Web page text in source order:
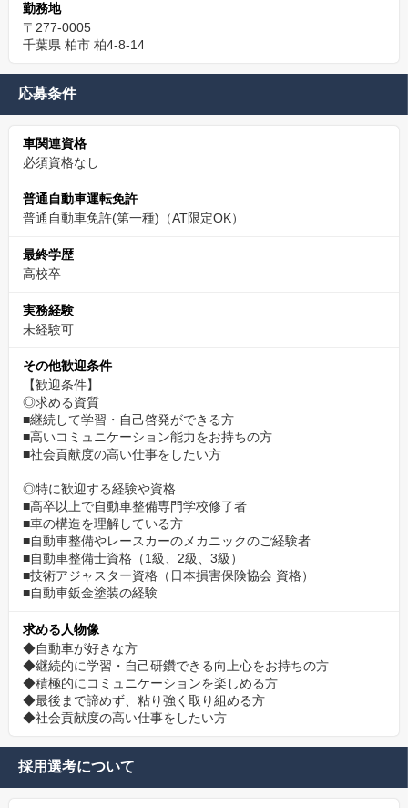
勤務地
〒277-0005
千葉県 柏市 柏4-8-14
応募条件
車関連資格
必須資格なし
普通自動車運転免許
普通自動車免許(第一種)（AT限定OK）
最終学歴
高校卒
実務経験
未経験可
その他歓迎条件
【歓迎条件】
◎求める資質
■継続して学習・自己啓発ができる方
■高いコミュニケーション能力をお持ちの方
■社会貢献度の高い仕事をしたい方
◎特に歓迎する経験や資格
■高卒以上で自動車整備専門学校修了者
■車の構造を理解している方
■自動車整備やレースカーのメカニックのご経験者
■自動車整備士資格（1級、2級、3級）
■技術アジャスター資格（日本損害保険協会 資格）
■自動車鈑金塗装の経験
求める人物像
◆自動車が好きな方
◆継続的に学習・自己研鑽できる向上心をお持ちの方
◆積極的にコミュニケーションを楽しめる方
◆最後まで諦めず、粘り強く取り組める方
◆社会貢献度の高い仕事をしたい方
採用選考について